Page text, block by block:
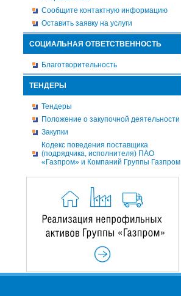
Сообщите контактную информацию
Оставить заявку на услуги
СОЦИАЛЬНАЯ ОТВЕТСТВЕННОСТЬ
Благотворительность
ТЕНДЕРЫ
Тендеры
Положение о закупочной деятельности
Закупки
Кодекс поведения поставщика
(подрядчика, исполнителя) ПАО
«Газпром» и Компаний Группы Газпром